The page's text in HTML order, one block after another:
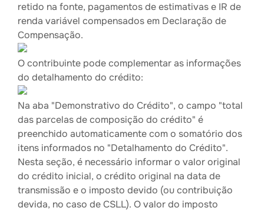
retido na fonte, pagamentos de estimativas e IR de
renda variável compensados em Declaração de
Compensação.
O contribuinte pode complementar as informações
do detalhamento do crédito:
Na aba "Demonstrativo do Crédito", o campo "total
das parcelas de composição do crédito" é
preenchido automaticamente com o somatório dos
itens informados no "Detalhamento do Crédito".
Nesta seção, é necessário informar o valor original
do crédito inicial, o crédito original na data de
transmissão e o imposto devido (ou contribuição
devida, no caso de CSLL). O valor do imposto